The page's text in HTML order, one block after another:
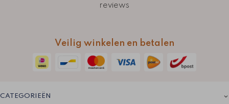
reviews
Veilig winkelen en betalen
CATEGORIEËN